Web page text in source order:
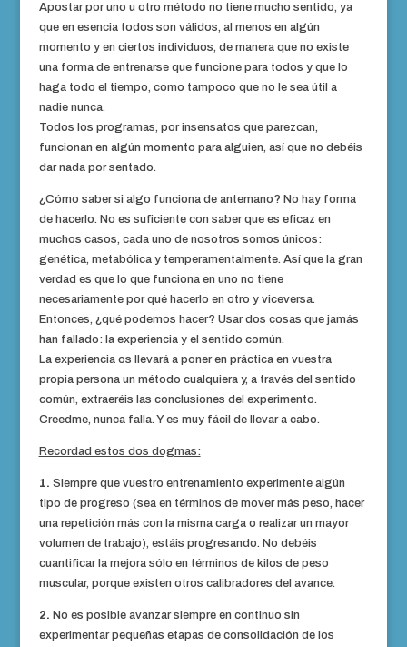
Apostar por uno u otro método no tiene mucho sentido, ya
que en esencia todos son válidos, al menos en algún
momento y en ciertos individuos, de manera que no existe
una forma de entrenarse que funcione para todos y que lo
haga todo el tiempo, como tampoco que no le sea útil a
nadie nunca.
Todos los programas, por insensatos que parezcan,
funcionan en algún momento para alguien, así que no debéis
dar nada por sentado.
¿Cómo saber si algo funciona de antemano? No hay forma
de hacerlo. No es suficiente con saber que es eficaz en
muchos casos, cada uno de nosotros somos únicos:
genética, metabólica y temperamentalmente. Así que la gran
verdad es que lo que funciona en uno no tiene
necesariamente por qué hacerlo en otro y viceversa.
Entonces, ¿qué podemos hacer? Usar dos cosas que jamás
han fallado: la experiencia y el sentido común.
La experiencia os llevará a poner en práctica en vuestra
propia persona un método cualquiera y, a través del sentido
común, extraeréis las conclusiones del experimento.
Creedme, nunca falla. Y es muy fácil de llevar a cabo.
Recordad estos dos dogmas:
1. Siempre que vuestro entrenamiento experimente algún
tipo de progreso (sea en términos de mover más peso, hacer
una repetición más con la misma carga o realizar un mayor
volumen de trabajo), estáis progresando. No debéis
cuantificar la mejora sólo en términos de kilos de peso
muscular, porque existen otros calibradores del avance.
2. No es posible avanzar siempre en continuo sin
experimentar pequeñas etapas de consolidación de los